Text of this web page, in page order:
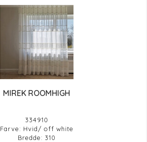
MIREK ROOMHIGH
334910
Farve: Hvid/ off white
Bredde: 310